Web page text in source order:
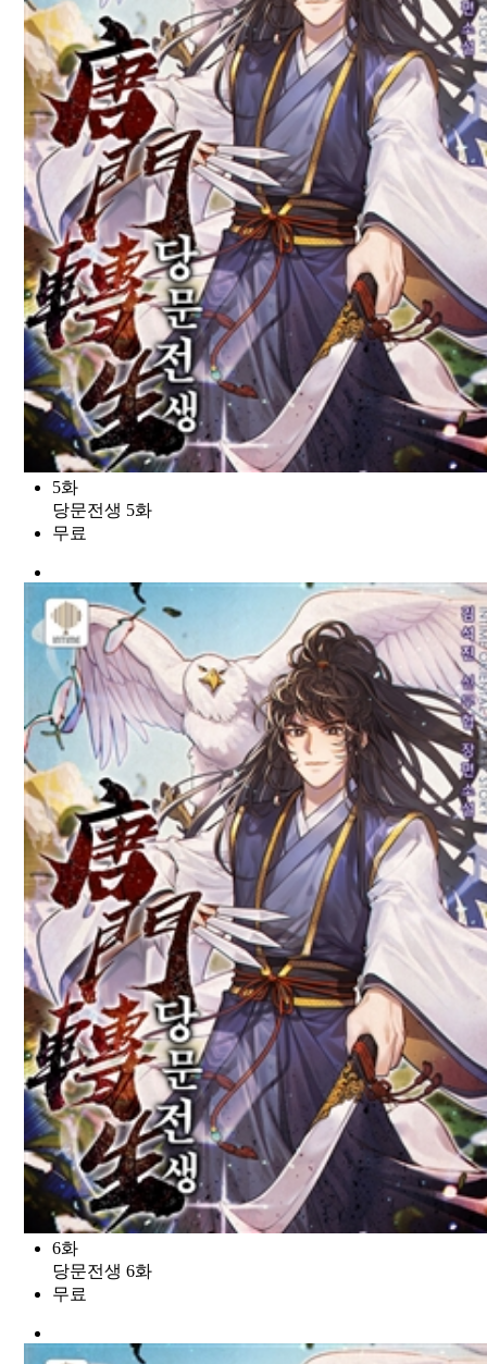
5화
당문전생 5화
무료
6화
당문전생 6화
무료